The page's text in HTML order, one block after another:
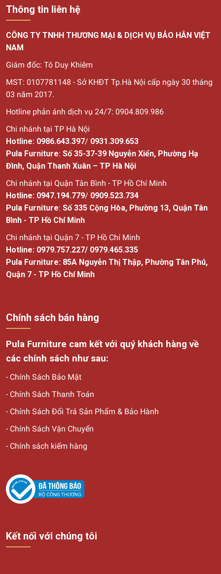
Thông tin liên hệ
CÔNG TY TNHH THƯƠNG MẠI & DỊCH VỤ BẢO HÂN VIỆT
NAM
Giám đốc: Tô Duy Khiêm
MST: 0107781148 - Sở KHĐT Tp.Hà Nội cấp ngày 30 tháng
03 năm 2017.
Hotline phản ánh dịch vụ 24/7: 0904.809.986
Chi nhánh tại TP Hà Nội
Hotline: 0986.643.397/ 0931.309.653
Pula Furniture: Số 35-37-39 Nguyễn Xiển, Phường Hạ
Đình, Quận Thanh Xuân – TP Hà Nội
Chi nhánh tại Quận Tân Bình - TP Hồ Chí Minh
Hotline: 0947.194.779/ 0909.523.734
Pula Furniture: Số 335 Cộng Hòa, Phường 13, Quận Tân
Bình - TP Hồ Chí Minh
Chi nhánh tại Quận 7 - TP Hồ Chí Minh
Hotline: 0979.757.227/ 0979.465.335
Pula Furniture: 85A Nguyễn Thị Thập, Phường Tân Phú,
Quận 7 - TP Hồ Chí Minh
Chính sách bán hàng
Pula Furniture cam kết với quý khách hàng về
các chính sách như sau:
- Chính Sách Bảo Mật
- Chính Sách Thanh Toán
- Chính Sách Đổi Trả Sản Phẩm & Bảo Hành
- Chính Sách Vận Chuyển
- Chính sách kiểm hàng
Kết nối với chúng tôi